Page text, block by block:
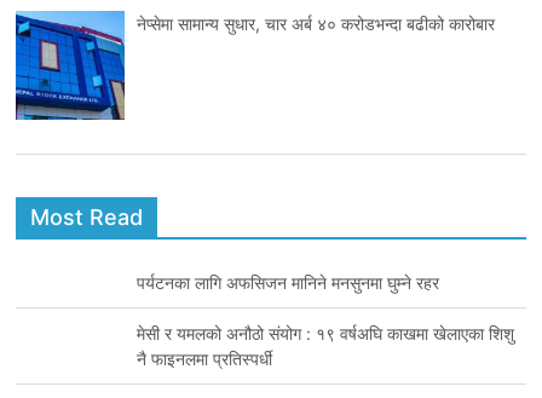
नेप्सेमा सामान्य सुधार, चार अर्ब ४० करोडभन्दा बढीको कारोबार
Most Read
पर्यटनका लागि अफसिजन मानिने मनसुनमा घुम्ने रहर
मेसी र यमलको अनौठो संयोग : १९ वर्षअघि काखमा खेलाएका शिशु
नै फाइनलमा प्रतिस्पर्धी